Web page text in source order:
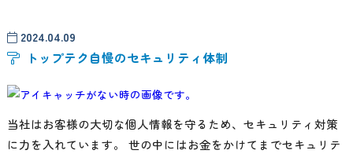
2024.04.09
トップテク自慢のセキュリティ体制
当社はお客様の大切な個人情報を守るため、セキュリティ対策
に力を入れています。 世の中にはお金をかけてまでセキュリテ